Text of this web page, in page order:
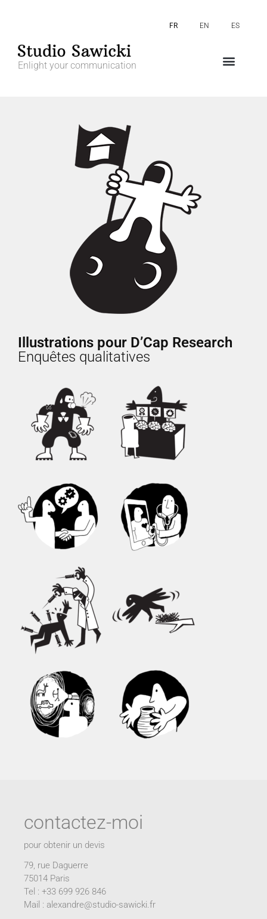
FR EN ES
Enlight your communication
Illustrations pour D’Cap Research
Enquêtes qualitatives
contactez-moi
pour obtenir un devis
79, rue Daguerre
75014 Paris
Tel : +33 699 926 846
Mail : alexandre@studio-sawicki.fr